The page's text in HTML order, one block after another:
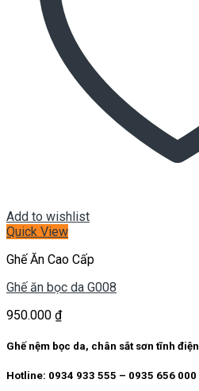
Add to wishlist
Quick View
Ghế Ăn Cao Cấp
Ghế ăn bọc da G008
950.000 ₫
Ghế nệm bọc da, chân sắt sơn tĩnh điện
Hotline: 0934 933 555 – 0935 656 000